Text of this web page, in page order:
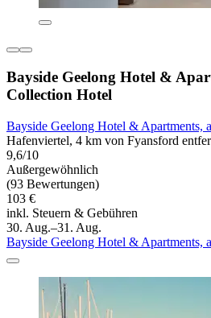
Bayside Geelong Hotel &
Collection Hotel
Bayside Geelong Hotel & Apartments,
Hafenviertel, 4 km von Fyansford
9,6/10
Außergewöhnlich
(93 Bewertungen)
103 €
inkl. Steuern & Gebühren
30. Aug.–31. Aug.
Bayside Geelong Hotel & Apartments,